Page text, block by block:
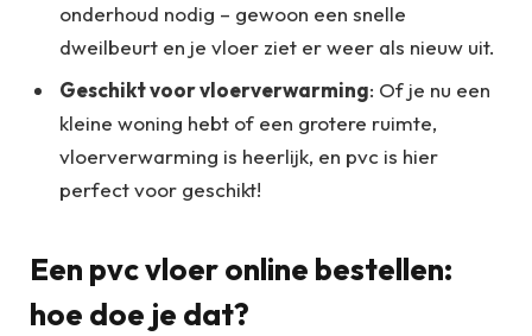
onderhoud nodig – gewoon een snelle
dweilbeurt en je vloer ziet er weer als nieuw uit.
Geschikt voor vloerverwarming: Of je nu een
kleine woning hebt of een grotere ruimte,
vloerverwarming is heerlijk, en pvc is hier
perfect voor geschikt!
Een pvc vloer online bestellen:
hoe doe je dat?